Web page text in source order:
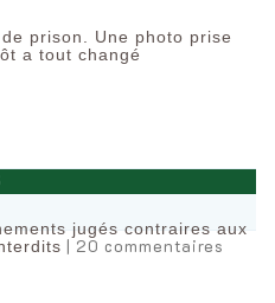
prison. Une photo prise
a tout changé
jugés contraires aux
| 20 commentaires